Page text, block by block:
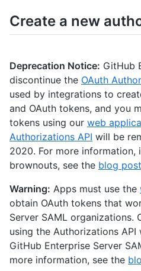
"token":
"hashed_token":
    "note_url": null,
"created_at": "2019-04-
"updated_at": "2019-04-
    "scopes": [
      "admin:business",
      "admin:gpg_key",
      "admin:org",
      "admin:org_hook",
      "admin:pre_receive_hook",
      "admin:repo_hook",
      "delete_repo",
      "gist",
      "notifications",
      "repo",
      "user",
      "write:discussion"
Create a new
Deprecation Notice: GitHub
discontinue the OAuth
used by integrations to
and OAuth tokens, and you
tokens using our web
Authorizations API will be
2020. For more information,
brownouts, see the blog post
Warning: Apps must use the
obtain OAuth tokens that
Server SAML organizations.
using the Authorizations
GitHub Enterprise Server
more information, see the